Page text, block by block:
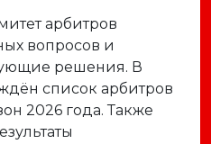
арбитров
вопросов и
решения. В
список арбитров
2026 года. Также